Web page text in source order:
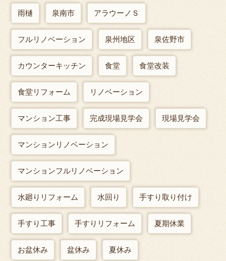
雨樋 泉南市 アラウーノＳ
フルリノベーション 泉州地区 泉佐野市
カウンターキッチン 食堂 食堂改装
食堂リフォーム リノベーション
マンション工事 完成現場見学会 現場見学会
マンションリノベーション
マンションフルリノベーション
水廻りリフォーム 水回り 手すり取り付け
手すり工事 手すりリフォーム 夏期休業
お盆休み 盆休み 夏休み